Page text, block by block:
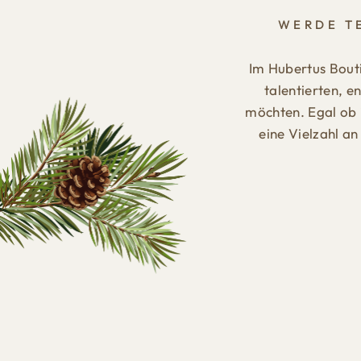
WERDE
Im Hubertus
talentierten,
möchten. Egal
eine Vielzahl